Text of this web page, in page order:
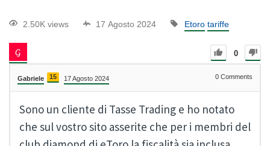
2.50K views 17 Agosto 2024 Etoro tariffe
0
Gabriele 15 17 Agosto 2024 0 Comments
Sono un cliente di Tasse Trading e ho notato
che sul vostro sito asserite che per i membri del